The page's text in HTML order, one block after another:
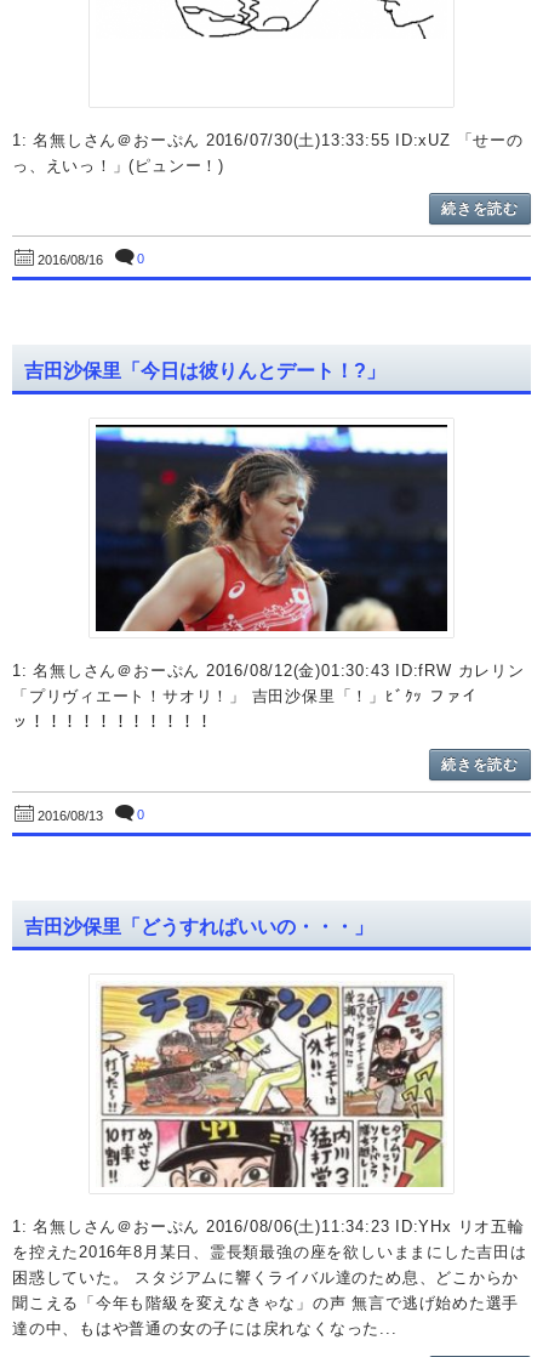
1: 名無しさん＠おーぷん 2016/07/30(土)13:33:55 ID:xUZ 「せーの
っ、えいっ！」(ピュンー！)
続きを読む
2016/08/16 0
吉田沙保里「今日は彼りんとデート！?」
1: 名無しさん＠おーぷん 2016/08/12(金)01:30:43 ID:fRW カレリン
「プリヴィエート！サオリ！」 吉田沙保里「！」ﾋﾞｸｯ ファイ
ッ！！！！！！！！！！！
続きを読む
2016/08/13 0
吉田沙保里「どうすればいいの・・・」
1: 名無しさん＠おーぷん 2016/08/06(土)11:34:23 ID:YHx リオ五輪
を控えた2016年8月某日、霊長類最強の座を欲しいままにした吉田は
困惑していた。 スタジアムに響くライバル達のため息、どこからか
聞こえる「今年も階級を変えなきゃな」の声 無言で逃げ始めた選手
達の中、もはや普通の女の子には戻れなくなった...